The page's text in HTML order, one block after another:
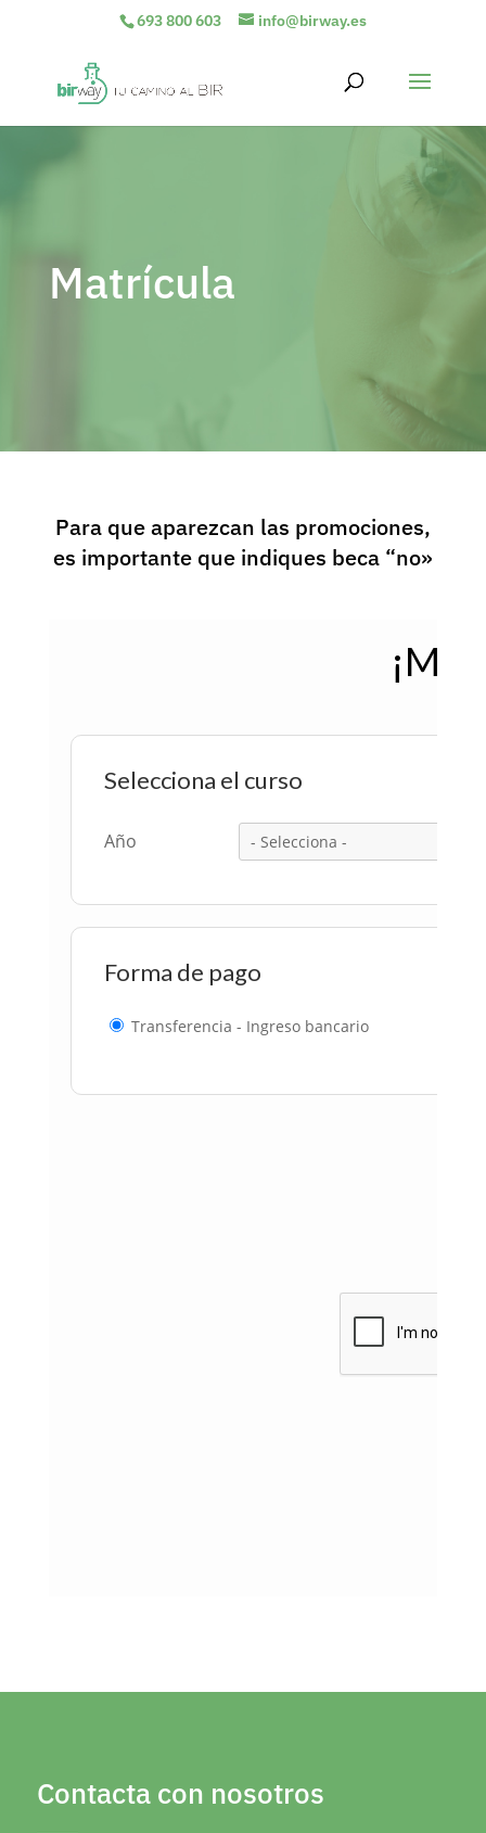
693 800 603 info@birway.es
Matrícula
Para que aparezcan las promociones,
es importante que indiques beca “no»
Contacta con nosotros